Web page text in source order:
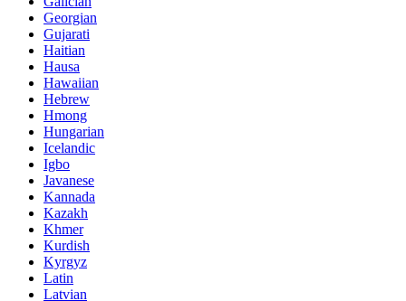
Georgian
Gujarati
Haitian
Hausa
Hawaiian
Hebrew
Hmong
Hungarian
Icelandic
Igbo
Javanese
Kannada
Kazakh
Khmer
Kurdish
Kyrgyz
Latin
Latvian